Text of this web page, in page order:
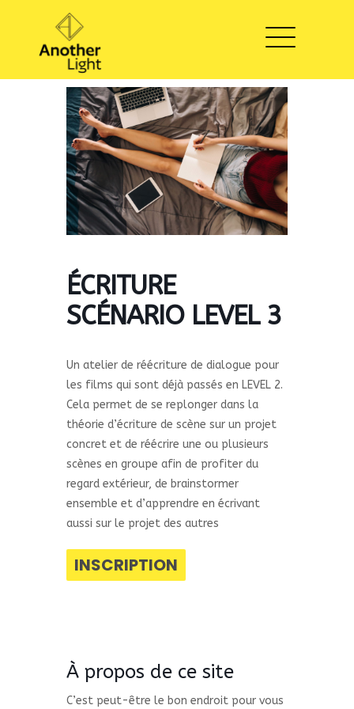
ÉCRITURE
SCÉNARIO LEVEL 3
Un atelier de réécriture de dialogue pour
les films qui sont déjà passés en LEVEL 2.
Cela permet de se replonger dans la
théorie d’écriture de scène sur un projet
concret et de réécrire une ou plusieurs
scènes en groupe afin de profiter du
regard extérieur, de brainstormer
ensemble et d’apprendre en écrivant
aussi sur le projet des autres
INSCRIPTION
À propos de ce site
C’est peut-être le bon endroit pour vous